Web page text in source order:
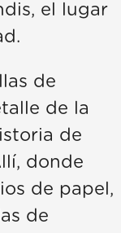
el lugar
de
de la
de
donde
de papel,
de